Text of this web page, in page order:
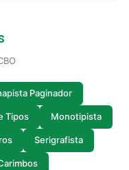
Paginador
Tipos Monotipista
Serigrafista